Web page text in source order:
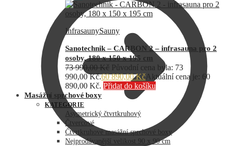
InfrasaunySauny
Sanotechnik – CARBON 2 – infrasauna pro 2
osoby, 180 x 150 x 195 cm
73 990,00Kč Původní cena byla: 73
990,00 Kč.60 890,00Kč Aktuální cena je: 60
890,00 Kč. Přidat do košíku
Masážní sprchové boxy
KATEGORIE
Asymetrický čtvrtkruhový
Čtvercové
Čtvrtkruhové masážní sprchové boxy
Nejprodávanější velikost 90 x 90 cm